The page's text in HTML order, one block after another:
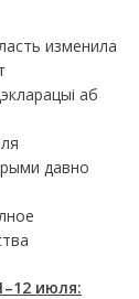
изменила
аб
давно
июля: